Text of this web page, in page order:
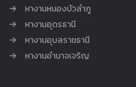
หางานหนองบัวลำภู
หางานอุดรธานี
หางานอุบลราชธานี
หางานอำนาจเจริญ